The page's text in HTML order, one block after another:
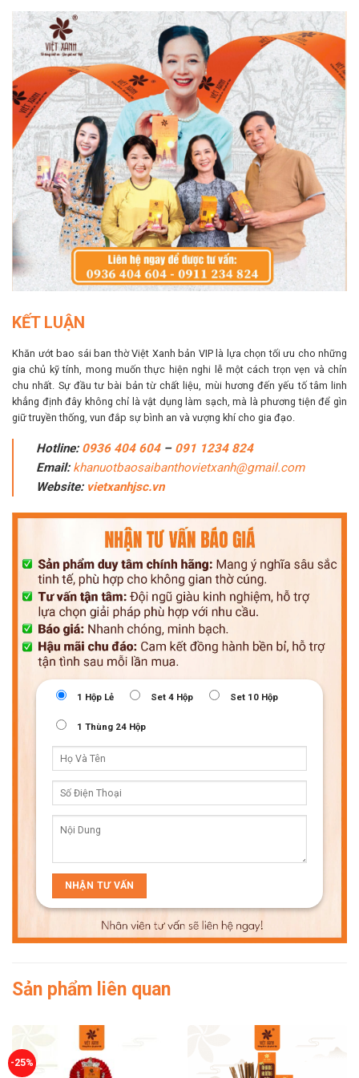
KẾT LUẬN
Khăn ướt bao sái ban thờ Việt Xanh bản VIP là lựa chọn tối ưu cho những
gia chủ kỹ tính, mong muốn thực hiện nghi lễ một cách trọn vẹn và chỉn
chu nhất. Sự đầu tư bài bản từ chất liệu, mùi hương đến yếu tố tâm linh
khẳng định đây không chỉ là vật dụng làm sạch, mà là phương tiện để gìn
giữ truyền thống, vun đắp sự bình an và vượng khí cho gia đạo.
Hotline: 0936 404 604– 091 1234 824
Email: khanuotbaosaibanthovietxanh@gmail.com
Website: vietxanhjsc.vn
1 Hộp Lẻ Set 4 Hộp Set 10 Hộp
1 Thùng 24 Hộp
Sản phẩm liên quan
-25%